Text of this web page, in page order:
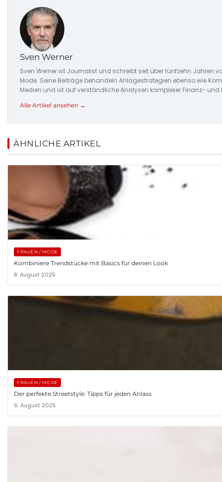
Sven Werner
Sven Werner ist Journalist und schreibt seit über fünfzehn
Mode. Seine Beiträge behandeln Anlagestrategien ebenso wie
Medien und ist auf verständliche Analysen komplexer Finanz-
Alle Artikel ansehen →
ÄHNLICHE ARTIKEL
FRAUEN / MODE
Kombiniere Trendstücke mit Basics für deinen Look
8. August 2025
FRAUEN / MODE
Der perfekte Streetstyle: Tipps für jeden Anlass
6. August 2025